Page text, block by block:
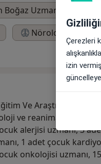
Uzmanı
Nörolog
Ve Araştırma
ve reanimasyon
alerjisi uzmanı, 3
1 adet çocuk
onkolojisi uzmanı,
Çerezleri
izin